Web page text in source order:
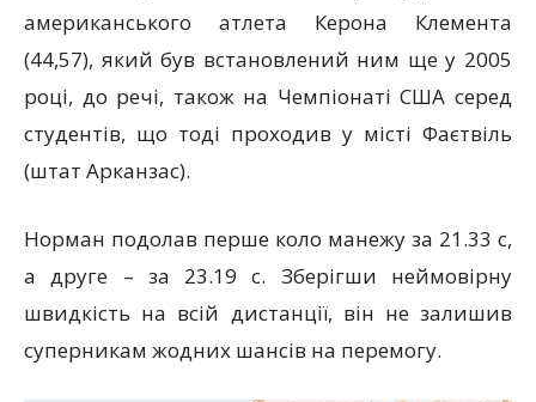
американського атлета Керона Клемента
(44,57), який був встановлений ним ще у 2005
році, до речі, також на Чемпіонаті США серед
студентів, що тоді проходив у місті Фаєтвіль
(штат Арканзас).
Норман подолав перше коло манежу за 21.33 с,
а друге – за 23.19 с. Зберігши неймовірну
швидкість на всій дистанції, він не залишив
суперникам жодних шансів на перемогу.